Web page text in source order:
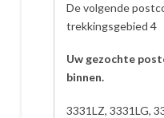
De volgende
trekkingsgebied 4
Uw gezochte
binnen.
3331LZ, 3331LG,